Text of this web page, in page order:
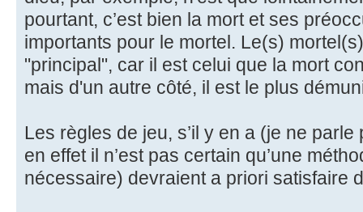
pourtant, c’est bien la mort et ses
importants pour le mortel. Le(s)
"principal", car il est celui que la mort
mais d'un autre côté, il est le plus
Les règles de jeu, s’il y en a (je ne
en effet il n’est pas certain qu’une
nécessaire) devraient a priori satisfaire